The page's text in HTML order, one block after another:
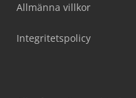
Allmänna villkor
Integritetspolicy